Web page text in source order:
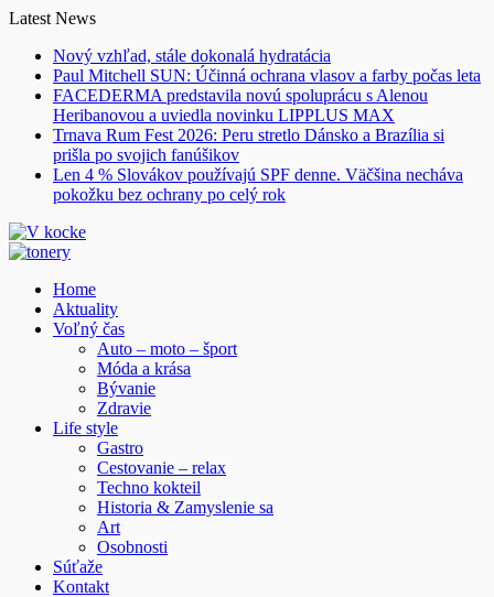
Skip
content
Latest News
Nový vzhľad, stále dokonalá hydratácia
Paul Mitchell SUN: Účinná ochrana vlasov a farby počas leta
FACEDERMA predstavila novú spoluprácu s Alenou
Heribanovou a uviedla novinku LIPPLUS MAX
Trnava Rum Fest 2026: Peru stretlo Dánsko a Brazília si
prišla po svojich fanúšikov
Len 4 % Slovákov používajú SPF denne. Väčšina necháva
pokožku bez ochrany po celý rok
Home
Aktuality
Voľný čas
Auto – moto – šport
Móda a krása
Bývanie
Zdravie
Life style
Gastro
Cestovanie – relax
Techno kokteil
Historia & Zamyslenie sa
Art
Osobnosti
Súťaže
Kontakt